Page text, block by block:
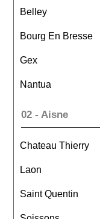
Belley
Bourg En Bresse
Gex
Nantua
02 - Aisne
Chateau Thierry
Laon
Saint Quentin